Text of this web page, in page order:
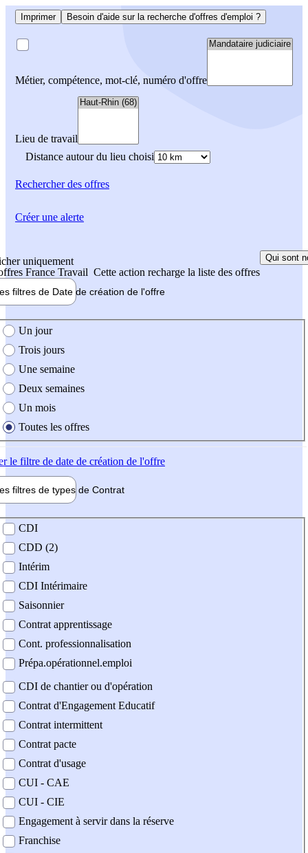
Imprimer Besoin d'aide sur la recherche d'offres d'emploi ?
Métier, compétence, mot-clé, numéro d'offre
Lieu de travail
Distance autour du lieu choisi
Rechercherdes offres
uniquement
France Travail Cette action recharge la liste des offres
Qui sont
filtres de Date de création de l'offre
création de l'offre
Un jour
Trois jours
Une semaine
Deux semaines
Un mois
Toutes les offres
le filtre de date de création de l'offre
filtres de types de Contrat
contrat
CDI
CDD (2)
Intérim
CDI Intérimaire
Saisonnier
Contrat apprentissage
Cont. professionnalisation
Prépa.opérationnel.emploi
CDI de chantier ou d'opération
Contrat d'Engagement Educatif
Contrat intermittent
Contrat pacte
Contrat d'usage
CUI - CAE
CUI - CIE
Engagement à servir dans la réserve
Franchise
Créer une alerte